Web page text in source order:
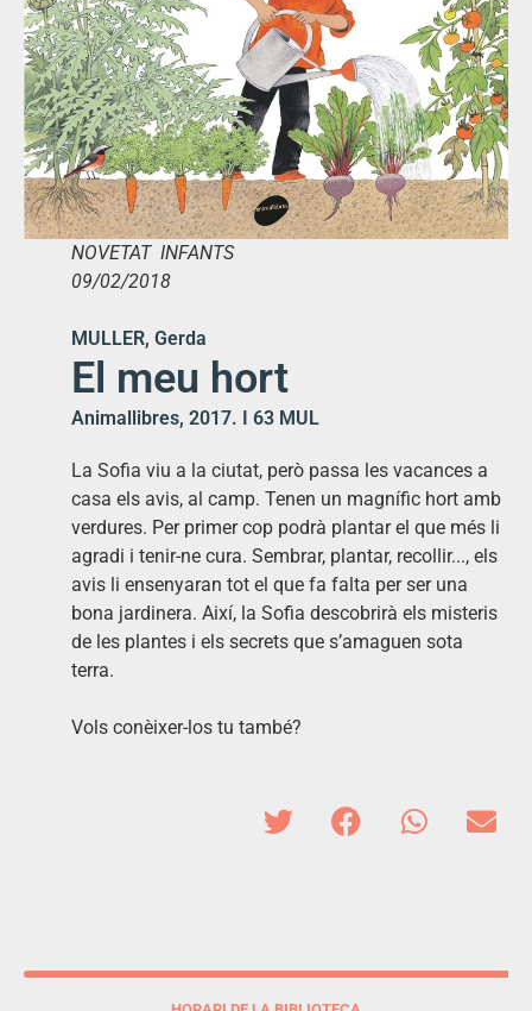
NOVETAT INFANTS
09/02/2018
MULLER, Gerda
El meu hort
Animallibres, 2017. I 63 MUL
La Sofia viu a la ciutat, però passa les vacances a
casa els avis, al camp. Tenen un magnífic hort amb
verdures. Per primer cop podrà plantar el que més li
agradi i tenir-ne cura. Sembrar, plantar, recollir..., els
avis li ensenyaran tot el que fa falta per ser una
bona jardinera. Així, la Sofia descobrirà els misteris
de les plantes i els secrets que s’amaguen sota
terra.
Vols conèixer-los tu també?